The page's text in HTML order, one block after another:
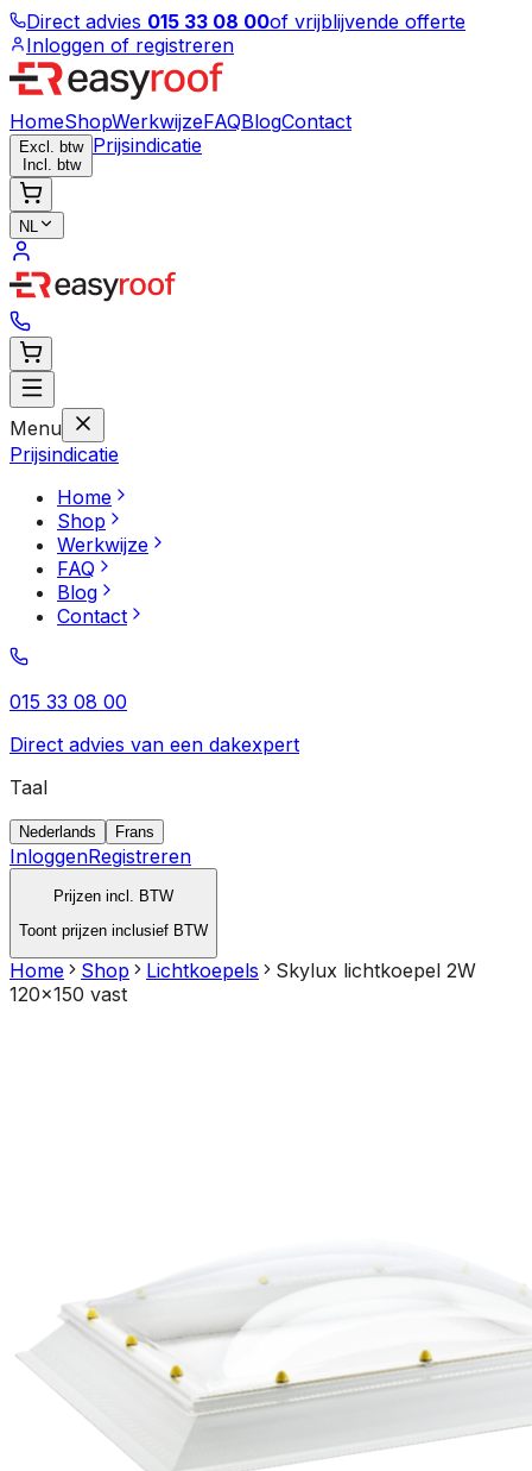
Direct advies 015 33 08 00of vrijblijvende offerte
Inloggen of registreren
HomeShopWerkwijzeFAQBlogContact
Excl. btw
Incl. btw
Prijsindicatie
NL
Menu
Prijsindicatie
Home
Shop
Werkwijze
FAQ
Blog
Contact
015 33 08 00
Direct advies van een dakexpert
Taal
Nederlands Frans
InloggenRegistreren
Prijzen incl. BTW
Toont prijzen inclusief BTW
Home Shop Lichtkoepels
Skylux lichtkoepel 2W
120x150 vast